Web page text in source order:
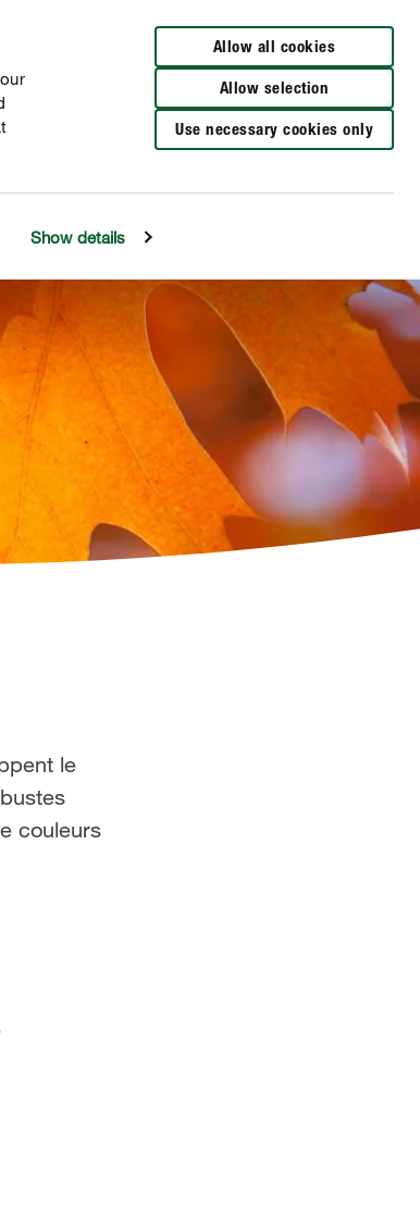
Show details
Allow all cookies
Allow selection
Use necessary cookies only
Distributeurs à proximité
le
couleurs